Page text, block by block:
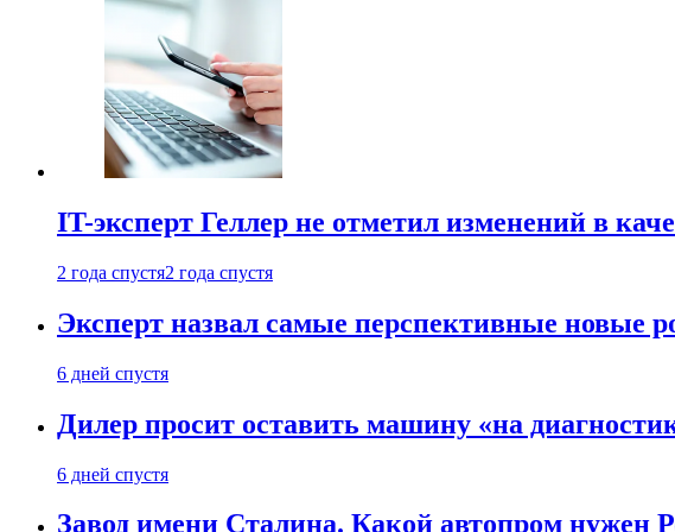
IT-эксперт Геллер не отметил изменений в
2 года спустя2 года спустя
Эксперт назвал самые перспективные новые
6 дней спустя
Дилер просит оставить машину «на
6 дней спустя
Завод имени Сталина. Какой автопром нужен